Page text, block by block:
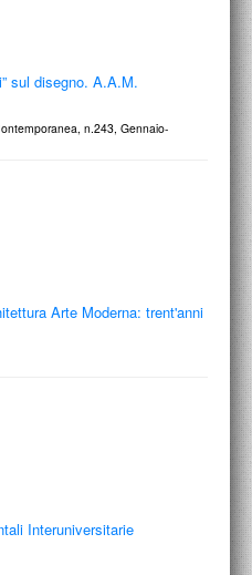
sul disegno. A.A.M.
n.243, Gennaio-
Arte Moderna: trent'anni
Interuniversitarie